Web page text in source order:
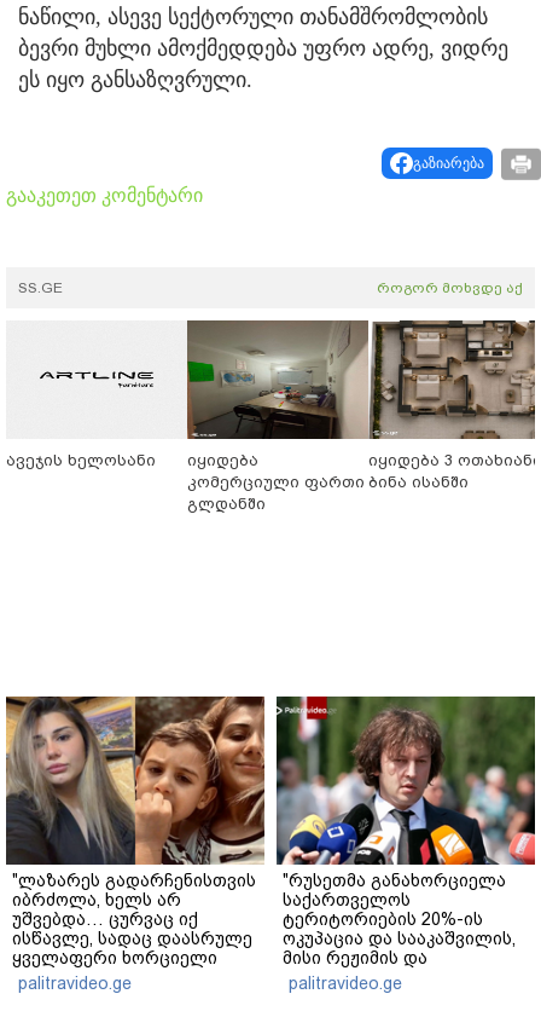
ნაწილი, ასევე სექტორული თანამშრომლობის
ბევრი მუხლი ამოქმედდება უფრო ადრე, ვიდრე
ეს იყო განსაზღვრული.
გაზიარება
გააკეთეთ კომენტარი
SS.GE როგორ მოხვდე აქ
ავეჯის ხელოსანი
იყიდება
კომერციული ფართი
გლდანში
იყიდება 3 ოთახიანი
ბინა ისანში
"ლაზარეს გადარჩენისთვის
იბრძოლა, ხელს არ
უშვებდა… ცურვაც იქ
ისწავლე, სადაც დაასრულე
ყველაფერი ხორციელი
ცხოვრებიდან" – რას წერს
ხობში დაღუპული დედა-
palitravideo.ge
"რუსეთმა განახორციელა
საქართველოს
ტერიტორიების 20%-ის
ოკუპაცია და სააკაშვილის,
მისი რეჟიმის და
"ნაცმოძრაობის" ღალატი
ვერანაირად ვერ
palitravideo.ge